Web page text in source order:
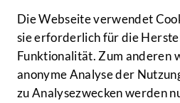
Navigationsmenü
MENÜ
Die Webseite verwendet
sie erforderlich für die
Funktionalität. Zum anderen
anonyme Analyse der
zu Analysezwecken werden